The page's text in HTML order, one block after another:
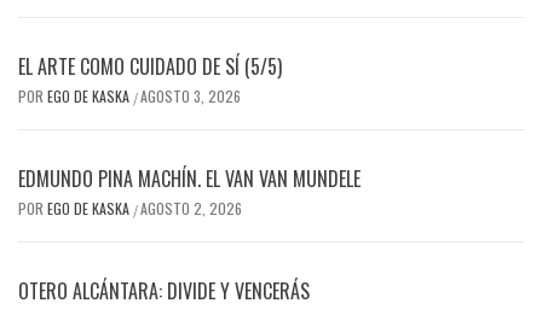
EL ARTE COMO CUIDADO DE SÍ (5/5)
POR EGO DE KASKA /AGOSTO 3, 2026
EDMUNDO PINA MACHÍN. EL VAN VAN MUNDELE
POR EGO DE KASKA /AGOSTO 2, 2026
OTERO ALCÁNTARA: DIVIDE Y VENCERÁS